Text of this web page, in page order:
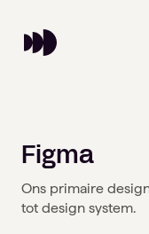
AI
Figma
Ons primaire
tot design system.